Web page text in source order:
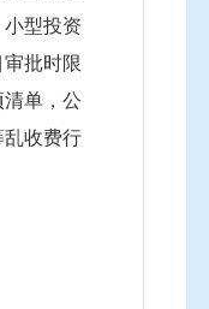
型投资
批时限
单，公
收费行
信息归